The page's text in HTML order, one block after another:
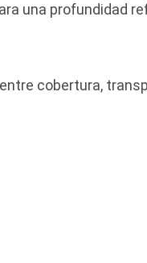
una profundidad
cobertura,